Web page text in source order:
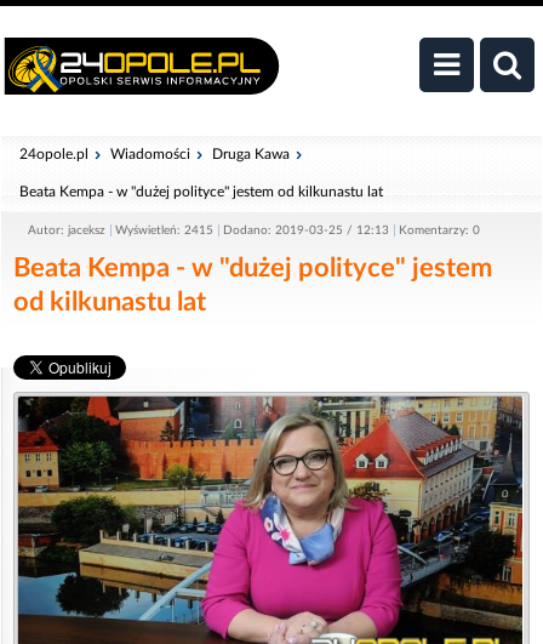
24opole.pl Wiadomości Druga Kawa
Beata Kempa - w "dużej polityce" jestem od kilkunastu lat
Autor: jaceksz Wyświetleń: 2415 Dodano: 2019-03-25 / 12:13 Komentarzy: 0
Beata Kempa - w "dużej polityce" jestem
od kilkunastu lat